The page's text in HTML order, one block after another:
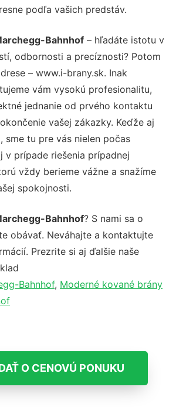
podľa vašich predstáv.
Bahnhof – hľadáte istotu v
odbornosti a precíznosti? Potom
– www.i-brany.sk. Inak
vám vysokú profesionalitu,
jednanie od prvého kontaktu
vašej zákazky. Keďže aj
sme tu pre vás nielen počas
v prípade riešenia prípadnej
vždy berieme vážne a snažíme
spokojnosti.
Bahnhof? S nami sa o
obávať. Neváhajte a kontaktujte
Prezrite si aj ďalšie naše
Bahnhof, Moderné kované brány
O CENOVÚ PONUKU